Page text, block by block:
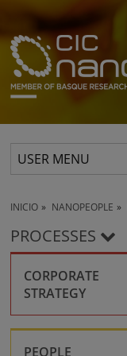
USER MENU
INICIO NANOPEOPLE
PROCESSES
CORPORATE
STRATEGY
Collaboration
PEOPLE